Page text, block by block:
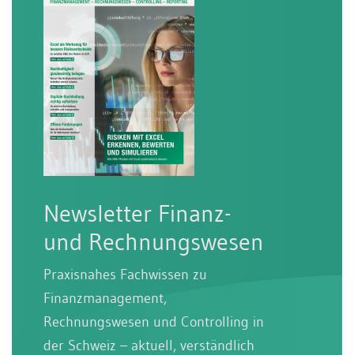
Newsletter Finanz-
und Rechnungswesen
Praxisnahes Fachwissen zu
Finanzmanagement,
Rechnungswesen und Controlling in
der Schweiz – aktuell, verständlich